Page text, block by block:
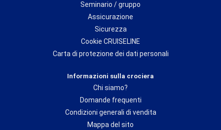
Seminario / gruppo
Assicurazione
Sicurezza
Cookie CRUISELINE
Carta di protezione dei dati personali
Informazioni sulla crociera
Chi siamo?
Domande frequenti
Condizioni generali di vendita
Mappa del sito